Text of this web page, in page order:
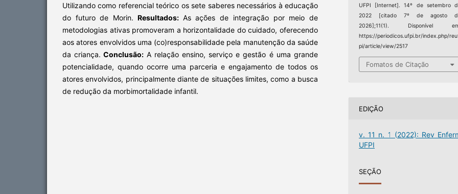
Utilizando como referencial teórico os sete saberes necessários à educação
do futuro de Morin. Resultados: As ações de integração por meio de
metodologias ativas promoveram a horizontalidade do cuidado, oferecendo
aos atores envolvidos uma (co)responsabilidade pela manutenção da saúde
da criança. Conclusão: A relação ensino, serviço e gestão é uma grande
potencialidade, quando ocorre uma parceria e engajamento de todos os
atores envolvidos, principalmente diante de situações limites, como a busca
de redução da morbimortalidade infantil.
UFPI [Internet]. 14º de setembro
2022 [citado 7º de agosto
2026];11(1). Disponível
https://periodicos.ufpi.br/index.php/
pi/article/view/2517
Fomatos de Citação
EDIÇÃO
v. 11 n. 1 (2022): Rev
UFPI
SEÇÃO